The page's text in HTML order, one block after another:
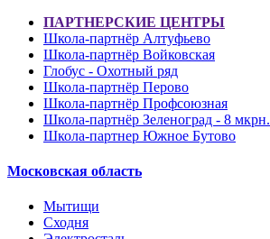
ПАРТНЕРСКИЕ ЦЕНТРЫ
Школа-партнёр Алтуфьево
Школа-партнёр Войковская
Глобус - Охотный ряд
Школа-партнёр Перово
Школа-партнёр Профсоюзная
Школа-партнёр Зеленоград - 8 мкрн.
Школа-партнер Южное Бутово
Московская область
Мытищи
Сходня